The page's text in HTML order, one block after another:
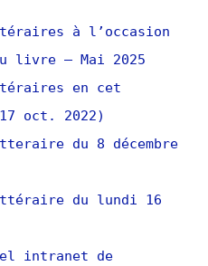
à l’occasion
livre – Mai 2025
en cet
oct. 2022)
du 8 décembre
du lundi 16
intranet de